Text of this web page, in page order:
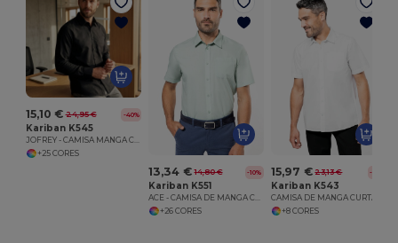
15,10 € 24,95 € -40%
Kariban K545
JOFREY - CAMISA MANGA COMPRIDA DE TRATAMENTO FÁCIL
+25 CORES
13,34 € 14,80 € -10%
Kariban K551
ACE - CAMISA DE MANGA CURTA TRATAMENTO FÁCIL
+26 CORES
15,97 € 23,13 € -31%
Kariban K543
+8 CORES